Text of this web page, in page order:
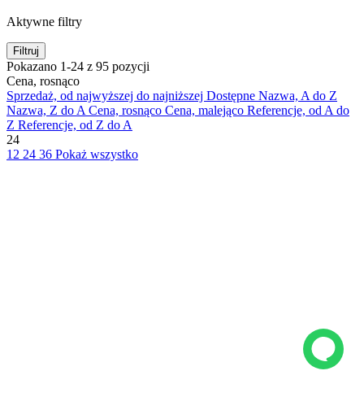
Aktywne filtry
Filtruj
Pokazano 1-24 z 95 pozycji
Cena, rosnąco
Sprzedaż, od najwyższej do najniższej Dostępne Nazwa, A do Z
Nazwa, Z do ACena, rosnąco Cena, malejąco Referencje, od A do
Z Referencje, od Z do A
24
12 24 36 Pokaż wszystko